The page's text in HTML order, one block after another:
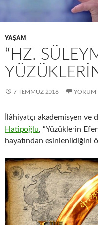
YAŞAM
“HZ.
7 TEMMUZ 2016 YORUM
İlâhiyatçı akademisyen ve
Hatipoğlu, “Yüzüklerin
hayatından esinlenildiğini